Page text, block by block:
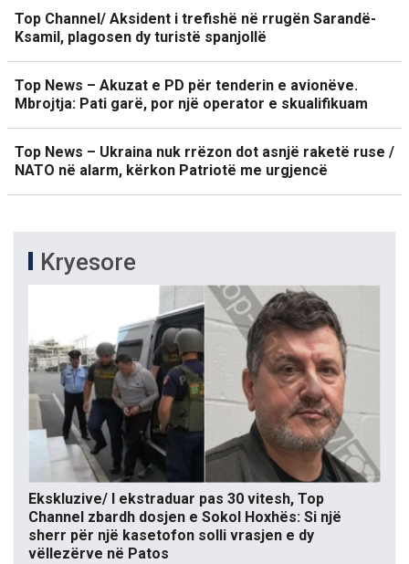
Top Channel/ Aksident i trefishë në rrugën Sarandë-
Ksamil, plagosen dy turistë spanjollë
Top News – Akuzat e PD për tenderin e avionëve.
Mbrojtja: Pati garë, por një operator e skualifikuam
Top News – Ukraina nuk rrëzon dot asnjë raketë ruse /
NATO në alarm, kërkon Patriotë me urgjencë
Kryesore
Ekskluzive/ I ekstraduar pas 30 vitesh, Top
Channel zbardh dosjen e Sokol Hoxhës: Si një
sherr për një kasetofon solli vrasjen e dy
vëllezërve në Patos